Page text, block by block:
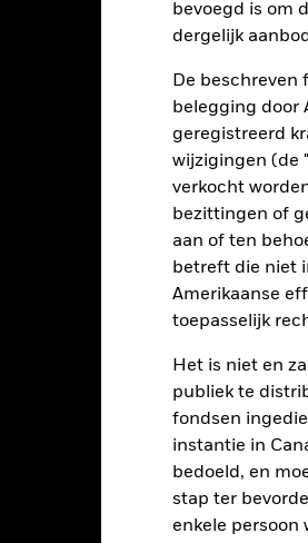
bevoegd is om
dergelijk
De
belegging door
geregistreerd
wijzigingen (de "
verkocht
bezittingen of
aan of ten
betreft die niet
Amerikaanse
toepasselijk
Het is niet en
publiek te
fondsen
instantie in
bedoeld, en
stap ter
enkele persoon
Tijdens deze periode behaalde het
2016 2017
rendement is weergegeven na aftrek
genomen bij de berekening.
geen betrouwbare indicator voor
ontwikkelen. Het kan u helpen om
prestaties worden weergegeven op
van toepassing, worden herbelegd.
valutaschommelingen als uw
van de prestaties in het